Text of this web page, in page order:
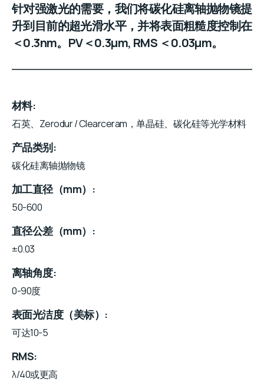
针对强激光的需要，我们将碳化硅离轴抛物镜提
升到目前的超光滑水平，并将表面粗糙度控制在
＜0.3nm。PV＜0.3μm, RMS ＜0.03μm。
材料
石英、Zerodur / Clearceram，单晶硅、碳化硅等光学材料
产品类别
碳化硅离轴抛物镜
加工直径（mm）
50-600
直径公差（mm）
±0.03
离轴角度
0-90度
表面光洁度（美标）
可达10-5
RMS
λ/40或更高